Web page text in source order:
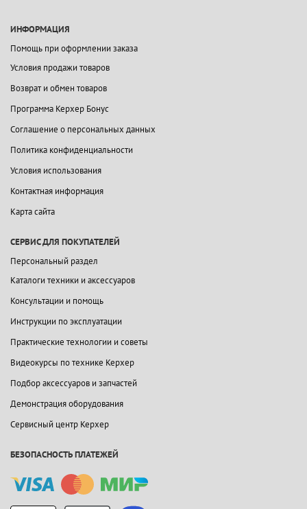
ИНФОРМАЦИЯ
Помощь при оформлении заказа
Условия продажи товаров
Возврат и обмен товаров
Программа Керхер Бонус
Соглашение о персональных данных
Политика конфиденциальности
Условия использования
Контактная информация
Карта сайта
СЕРВИС ДЛЯ ПОКУПАТЕЛЕЙ
Персональный раздел
Каталоги техники и аксессуаров
Консультации и помощь
Инструкции по эксплуатации
Практические технологии и советы
Видеокурсы по технике Керхер
Подбор аксессуаров и запчастей
Демонстрация оборудования
Сервисный центр Керхер
БЕЗОПАСНОСТЬ ПЛАТЕЖЕЙ